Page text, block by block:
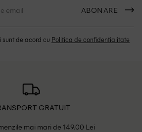
ABONARE
de acord cu Politica de confidentialitate
GRATUIT
mai mari de 149.00 Lei